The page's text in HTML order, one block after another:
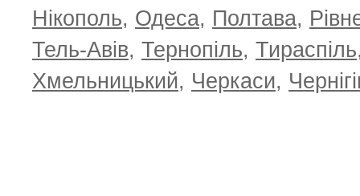
Нікополь, Одеса, Полтава,
Тель-Авів, Тернопіль, Тираспіль
Хмельницький, Черкаси,